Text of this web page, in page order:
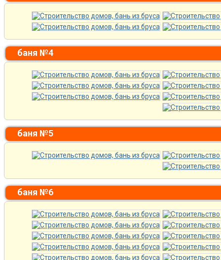
баня №4
баня №5
баня №6